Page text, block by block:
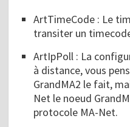
ArtTimeCode : Le
transiter un
ArtIpPoll : La
à distance, vous
GrandMA2 le fait,
Net le noeud
protocole MA-Net.